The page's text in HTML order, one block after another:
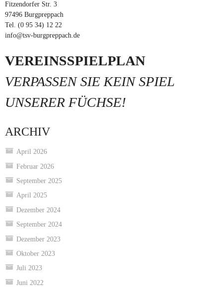
Fitzendorfer Str. 3
97496 Burgpreppach
Tel. (0 95 34) 12 22
info@tsv-burgpreppach.de
VEREINSSPIELPLAN
VERPASSEN SIE KEIN SPIEL
UNSERER FÜCHSE!
ARCHIV
April 2026
Februar 2026
September 2025
April 2025
Dezember 2024
September 2024
Dezember 2023
Oktober 2023
Juli 2023
Juni 2022